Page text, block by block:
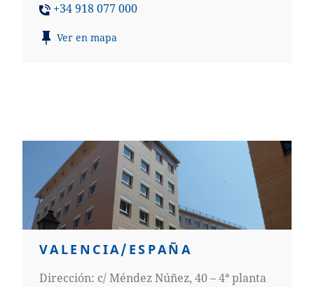
+34 918 077 000
Ver en mapa
VALENCIA/ESPAÑA
Dirección: c/ Méndez Núñez, 40 – 4ª planta